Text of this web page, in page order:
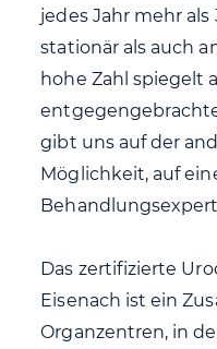
jedes Jahr mehr
stationär als auch
hohe Zahl spiegelt
gibt uns auf der
Möglichkeit, auf
Das zertifizierte
Eisenach ist ein
Organzentren, in